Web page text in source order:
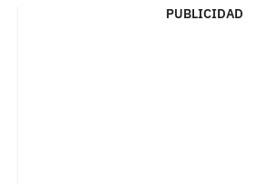
PUBLICIDAD